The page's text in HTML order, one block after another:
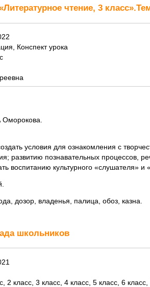
чтение, 3
Конспект урока
условия для ознакомления с
развитию познавательных процессов,
воспитанию культурного «слушателя» и
дозор, владенья, палица, обоз, казна.
школьников
2 класс, 3 класс, 4 класс, 5 класс, 6